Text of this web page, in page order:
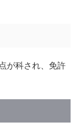
が科され、免許